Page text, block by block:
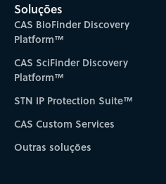
Soluções
CAS BioFinder Discovery
Platform™
CAS SciFinder Discovery
Platform™
STN IP Protection Suite™
CAS Custom Services
Outras soluções